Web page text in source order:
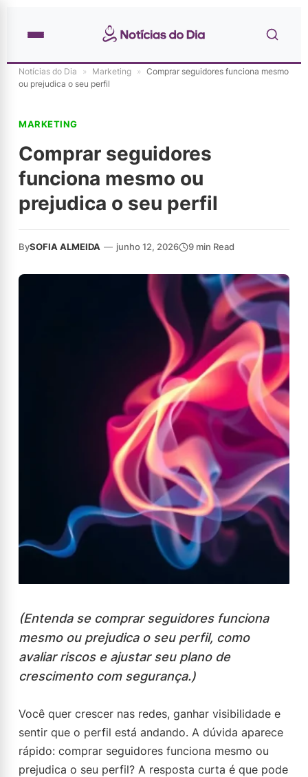
Notícias do Dia » Marketing » Comprar seguidores funciona mesmo
ou prejudica o seu perfil
MARKETING
Comprar seguidores
funciona mesmo ou
prejudica o seu perfil
BySOFIA ALMEIDA — junho 12, 2026 9 min Read
(Entenda se comprar seguidores funciona
mesmo ou prejudica o seu perfil, como
avaliar riscos e ajustar seu plano de
crescimento com segurança.)
Você quer crescer nas redes, ganhar visibilidade e
sentir que o perfil está andando. A dúvida aparece
rápido: comprar seguidores funciona mesmo ou
prejudica o seu perfil? A resposta curta é que pode